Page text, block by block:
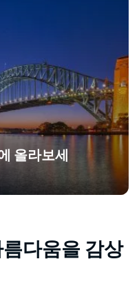
올라보세
다움을 감상